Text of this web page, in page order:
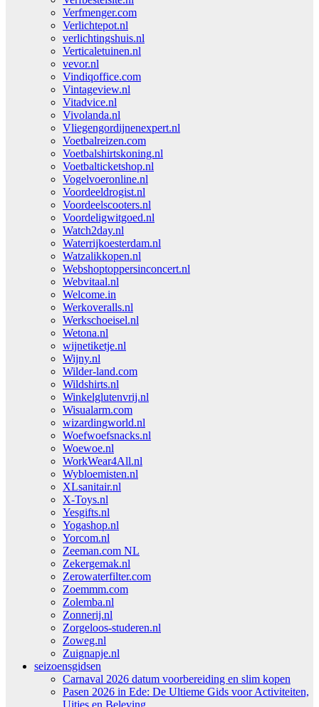
Verfmenger.com
Verlichtepot.nl
verlichtingshuis.nl
Verticaletuinen.nl
vevor.nl
Vindiqoffice.com
Vintageview.nl
Vitadvice.nl
Vivolanda.nl
Vliegengordijnenexpert.nl
Voetbalreizen.com
Voetbalshirtskoning.nl
Voetbalticketshop.nl
Vogelvoeronline.nl
Voordeeldrogist.nl
Voordeelscooters.nl
Voordeligwitgoed.nl
Watch2day.nl
Waterrijkoesterdam.nl
Watzalikkopen.nl
Webshoptoppersinconcert.nl
Webvitaal.nl
Welcome.in
Werkoveralls.nl
Werkschoeisel.nl
Wetona.nl
wijnetiketje.nl
Wijny.nl
Wilder-land.com
Wildshirts.nl
Winkelglutenvrij.nl
Wisualarm.com
wizardingworld.nl
Woefwoefsnacks.nl
Woewoe.nl
WorkWear4All.nl
Wybloemisten.nl
XLsanitair.nl
X-Toys.nl
Yesgifts.nl
Yogashop.nl
Yorcom.nl
Zeeman.com NL
Zekergemak.nl
Zerowaterfilter.com
Zoemmm.com
Zolemba.nl
Zonnerij.nl
Zorgeloos-studeren.nl
Zoweg.nl
Zuignapje.nl
seizoensgidsen
Carnaval 2026 datum voorbereiding en slim kopen
Pasen 2026 in Ede: De Ultieme Gids voor Activiteiten,
Uitjes en Beleving